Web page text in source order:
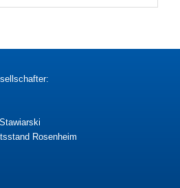
Rosenheim